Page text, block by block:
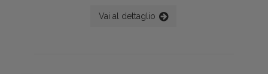
rilevazione appositamente condotta e che
ha preso in considerazione un ampio
Vai al dettaglio